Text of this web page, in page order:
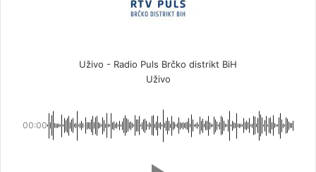
Uživo - Radio Puls Brčko distrikt BiH
Uživo
00:00